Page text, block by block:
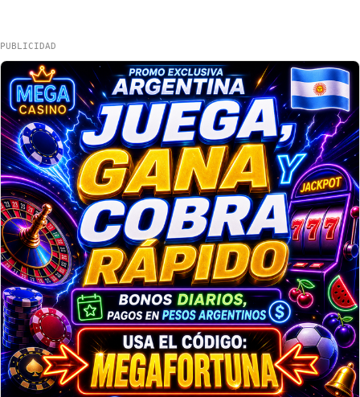
PUBLICIDAD